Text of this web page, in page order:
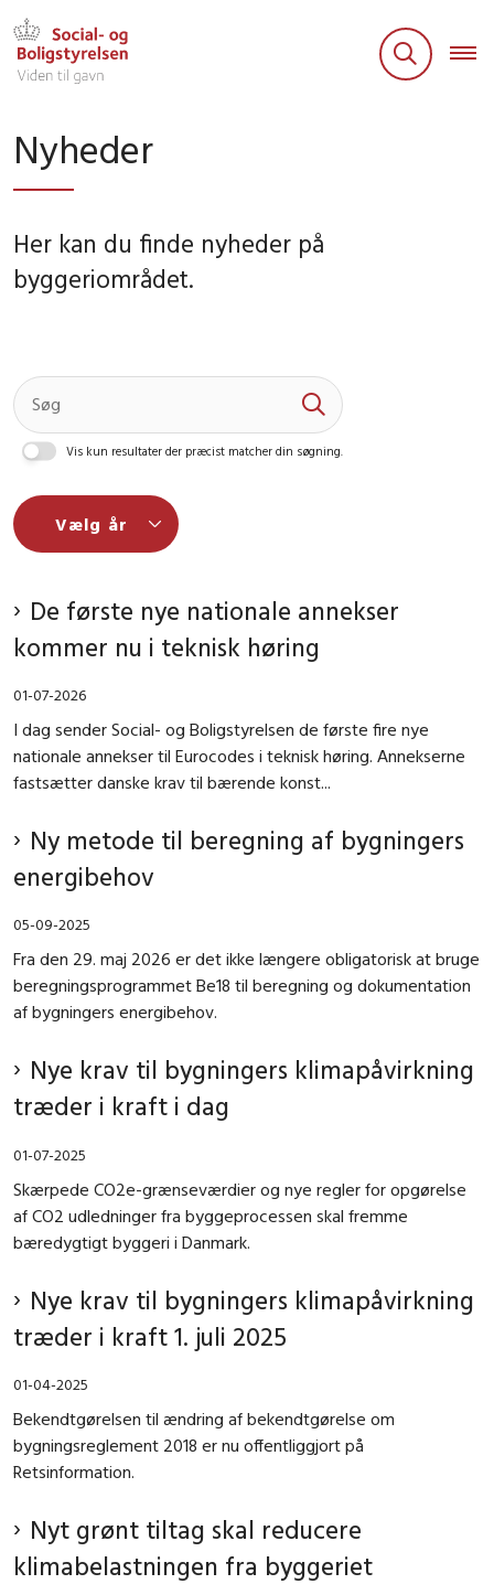
Nyheder
Her kan du finde nyheder på
byggeriområdet.
Vis kun resultater der præcist matcher din søgning.
De første nye nationale annekser
kommer nu i teknisk høring
01-07-2026
I dag sender Social- og Boligstyrelsen de første fire nye
nationale annekser til Eurocodes i teknisk høring. Annekserne
fastsætter danske krav til bærende konst...
Ny metode til beregning af bygningers
energibehov
05-09-2025
Fra den 29. maj 2026 er det ikke længere obligatorisk at bruge
beregningsprogrammet Be18 til beregning og dokumentation
af bygningers energibehov.
Nye krav til bygningers klimapåvirkning
træder i kraft i dag
01-07-2025
Skærpede CO2e-grænseværdier og nye regler for opgørelse
af CO2 udledninger fra byggeprocessen skal fremme
bæredygtigt byggeri i Danmark.
Nye krav til bygningers klimapåvirkning
træder i kraft 1. juli 2025
01-04-2025
Bekendtgørelsen til ændring af bekendtgørelse om
bygningsreglement 2018 er nu offentliggjort på
Retsinformation.
Nyt grønt tiltag skal reducere
klimabelastningen fra byggeriet